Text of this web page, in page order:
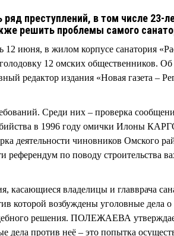
преступлений, в том числе 23-
решить проблемы самого
июня, в жилом корпусе санатория
12 омских общественников.
редактор издания «Новая газета –
Среди них – проверка
в 1996 году омички Илоны
деятельности чиновников Омского
референдум по поводу строительства
касающиеся владелицы и главврача
возбуждены уголовные дела о
решения. ПОЛЕЖАЕВА
дела против неё – это попытка